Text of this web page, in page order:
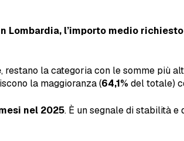
Lombardia, l’importo medio
, restano la categoria con le somme più
la maggioranza (64,1% del totale)
nel 2025. È un segnale di stabilità